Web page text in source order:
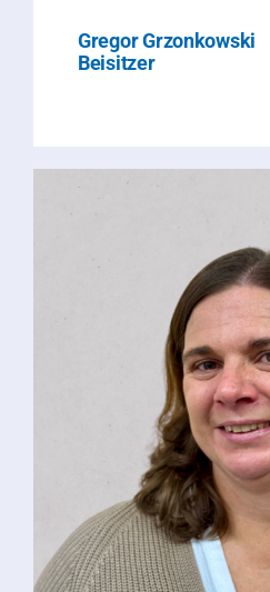
Gregor Grzonkowski
Beisitzer